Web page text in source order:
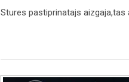
Stures pastiprinatajs